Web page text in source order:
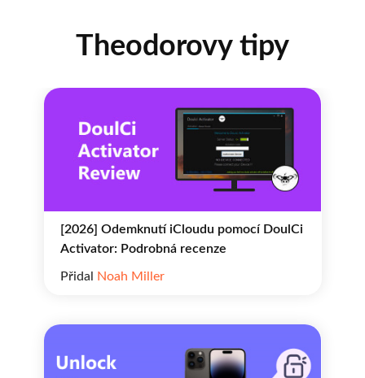
Theodorovy tipy
[2026] Odemknutí iCloudu pomocí DoulCi
Activator: Podrobná recenze
Přidal Noah Miller